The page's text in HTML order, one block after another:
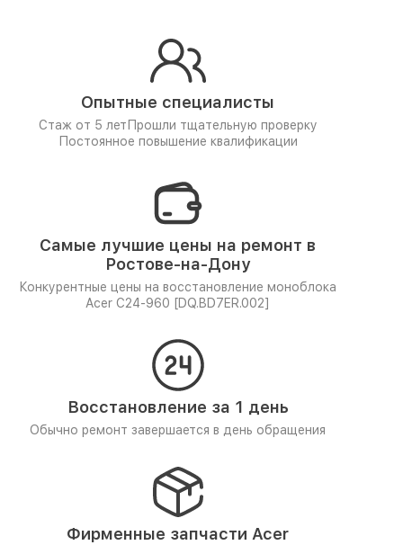
Опытные специалисты
Стаж от 5 лет Прошли тщательную проверку
Постоянное повышение квалификации
Самые лучшие цены на ремонт в
Ростове-на-Дону
Конкурентные цены на восстановление моноблока
Acer C24-960 [DQ.BD7ER.002]
Восстановление за 1 день
Обычно ремонт завершается в день обращения
Фирменные запчасти Acer